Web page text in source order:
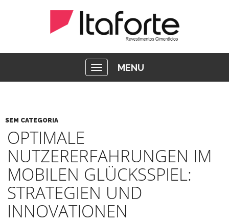
MENU
SEM CATEGORIA
OPTIMALE
NUTZERERFAHRUNGEN IM
MOBILEN GLÜCKSSPIEL:
STRATEGIEN UND
INNOVATIONEN